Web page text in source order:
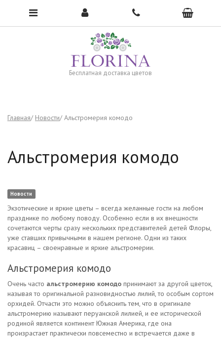
Бесплатная доставка цветов
Чтобы открыть меню, нажмите сюда →
Главная Новости Альстромерия комодо
Альстромерия комодо
Новости
Экзотические и яркие цветы – всегда желанные гости на любом
празднике по любому поводу. Особенно если в их внешности
сочетаются черты сразу нескольких представителей детей Флоры,
уже ставших привычными в нашем регионе. Одни из таких
красавиц – своенравные и яркие альстромерии.
Альстромерия комодо
Очень часто альстромерию комодо принимают за другой цветок,
называя то оригинальной разновидностью лилий, то особым сортом
орхидей. Отчасти это можно объяснить тем, что в оригинале
альстромерию называют перуанской лилией, и ее исторической
родиной является континент Южная Америка, где она
произрастает практически повсеместно и встречается даже в